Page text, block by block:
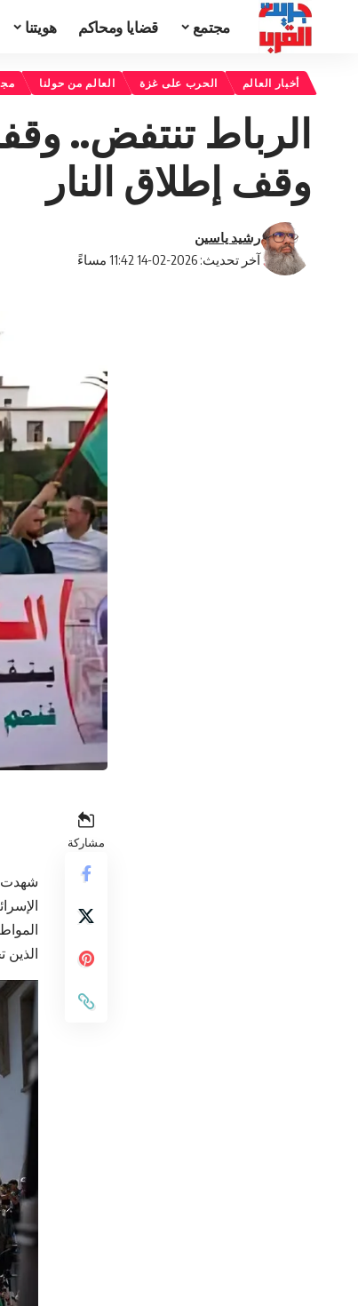
مجتمع قضايا ومحاكم هويتنا
أخبار العالم الحرب على غزة العالم من حولنا
الرباط تنتفض..
وقف إطلاق النار
آخر تحديث: 2026-02-14 11:42 مساءً
رشيد ياسين
مشاركة
شهدت
الذين